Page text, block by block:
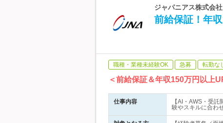
ジャパニアス株式会
前給保証！年
職種・業種未経験OK 急募 転勤な
＜前給保証＆年収150万円以上
仕事内容
【AI・AWS・受
験やスキルに合わ